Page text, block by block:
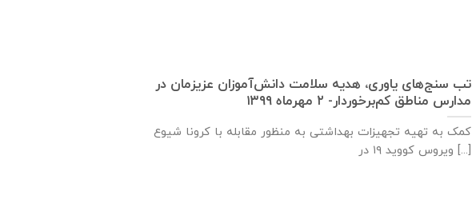
تب سنج‌های یاوری، هدیه سلامت دانش‌آموزان عزیزمان در
مدارس مناطق کم‌برخوردار- ۲ مهرماه ۱۳۹۹
کمک به تهیه تجهیزات بهداشتی به منظور مقابله با کرونا شیوع
ویروس کووید ۱۹ در [...]